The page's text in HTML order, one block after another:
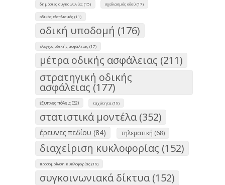
δημόσιες συγκοινωνίες (15) σχεδιασμός οδού (17)
οδικός εξοπλισμός (11)
οδική υποδομή (176)
έλεγχος οδικής ασφάλειας (17)
μέτρα οδικής ασφάλειας (211)
στρατηγική οδικής
ασφάλειας (177)
έξυπνες πόλεις (32) ταχύτητα (19)
στατιστικά μοντέλα (352)
έρευνες πεδίου (84) τηλεματική (68)
διαχείριση κυκλοφορίας (152)
προσομοίωση κυκλοφορίας (16)
συγκοινωνιακά δίκτυα (152)